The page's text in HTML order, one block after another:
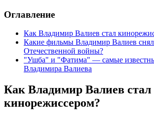
Оглавление
Как Владимир Валиев стал
Какие фильмы Владимир Валиев
Отечественной войны?
"Ушба" и "Фатима" — самые
Владимира Валиева
Как Владимир Валиев стал
кинорежиссером?